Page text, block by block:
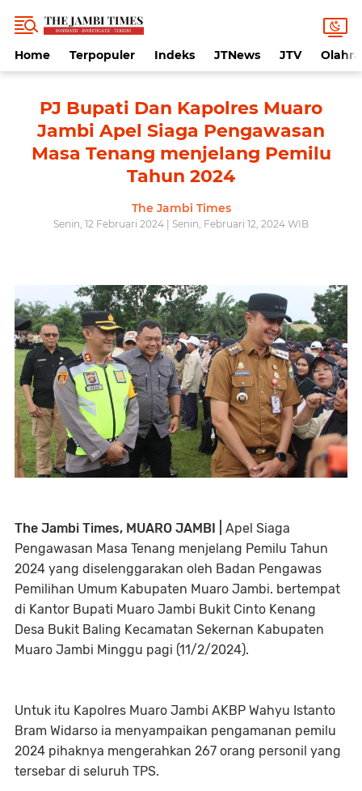
Home Terpopuler Indeks JTNews JTV
PJ Bupati Dan Kapolres Muaro
Jambi Apel Siaga Pengawasan
Masa Tenang menjelang Pemilu
Tahun 2024
The Jambi Times
Senin, 12 Februari 2024 | Senin, Februari 12, 2024 WIB
The Jambi Times, MUARO JAMBI |
Apel Siaga
Pengawasan Masa Tenang menjelang Pemilu Tahun
2024 yang diselenggarakan oleh Badan Pengawas
Pemilihan Umum Kabupaten Muaro Jambi. bertempat
di Kantor Bupati Muaro Jambi Bukit Cinto Kenang
Desa Bukit Baling Kecamatan Sekernan Kabupaten
Muaro Jambi Minggu pagi (11/2/2024).
Untuk itu Kapolres Muaro Jambi AKBP Wahyu Istanto
Bram Widarso ia menyampaikan pengamanan pemilu
2024 pihaknya mengerahkan 267 orang personil yang
tersebar di seluruh TPS.